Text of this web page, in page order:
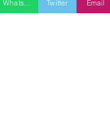
Twitter Email